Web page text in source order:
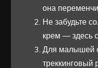
она
Не забудьте
крем — здесь
Для малышей
треккинговый